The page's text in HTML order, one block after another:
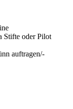
Stifte oder Pilot
auftragen/-